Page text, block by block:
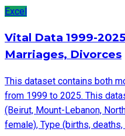
Excel
Vital Data 1999-
Marriages, Divorces
This dataset contains both
from 1999 to 2025. This
(Beirut, Mount-Lebanon,
female), Type (births,